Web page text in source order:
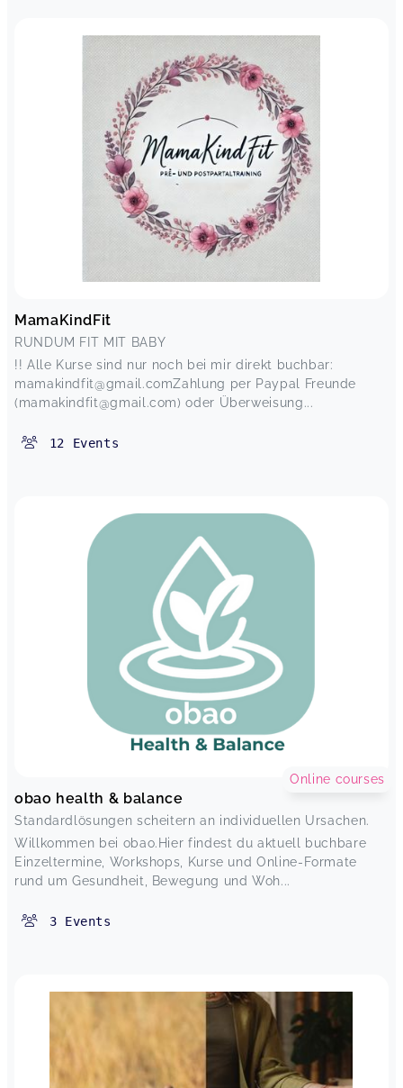
MamaKindFit
RUNDUM FIT MIT BABY
!! Alle Kurse sind nur noch bei mir direkt buchbar:
mamakindfit@gmail.comZahlung per Paypal Freunde
(mamakindfit@gmail.com) oder Überweisung...
12 Events
obao health & balance
Standardlösungen scheitern an individuellen Ursachen.
Willkommen bei obao.Hier findest du aktuell buchbare
Einzeltermine, Workshops, Kurse und Online-Formate
rund um Gesundheit, Bewegung und Woh...
Online courses
3 Events